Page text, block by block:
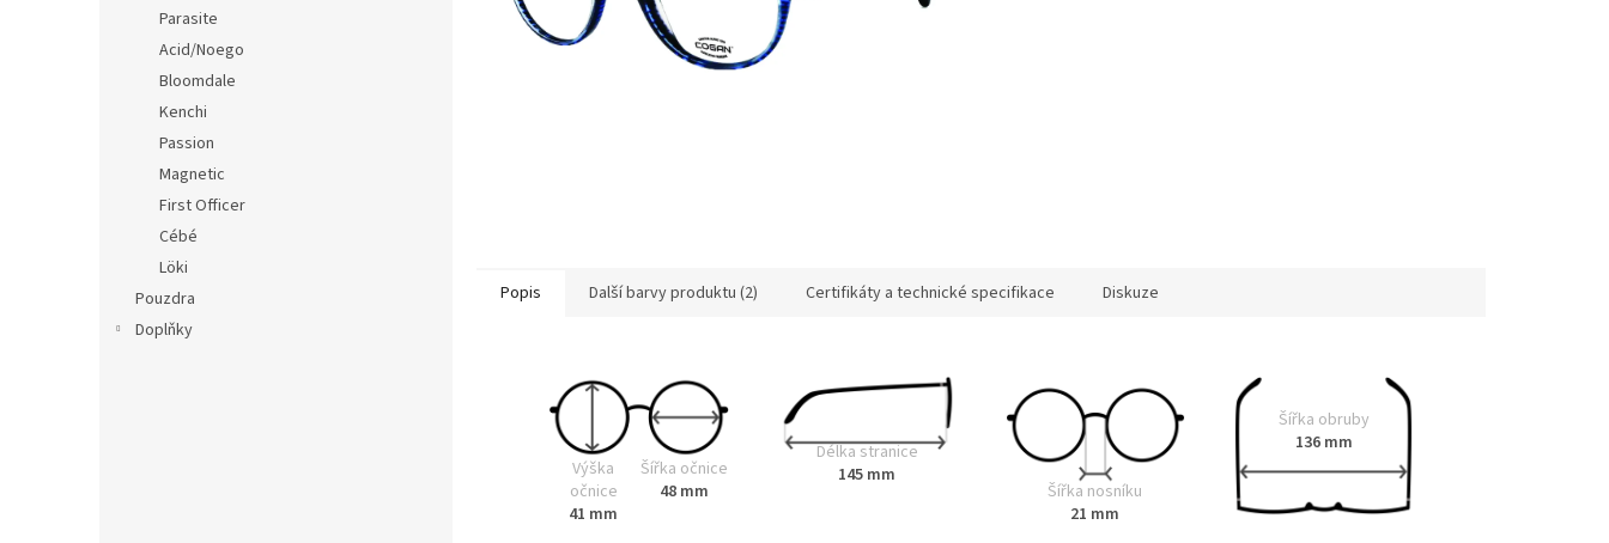
Parasite
Acid/Noego
Bloomdale
Kenchi
Passion
Magnetic
First Officer
Cébé
Löki
Pouzdra
Doplňky
Popis Další barvy produktu (2) Certifikáty a technické specifikace Diskuze
Výška
očnice
41 mm
Šířka očnice
48 mm
Délka stranice
145 mm
Šířka nosníku
21 mm
Šířka obruby
136 mm